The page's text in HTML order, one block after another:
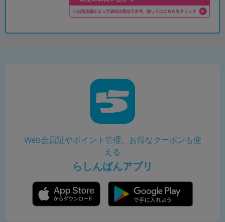
Web会員証やポイント管理、お得なクーポンも使
える
らしんばんアプリ